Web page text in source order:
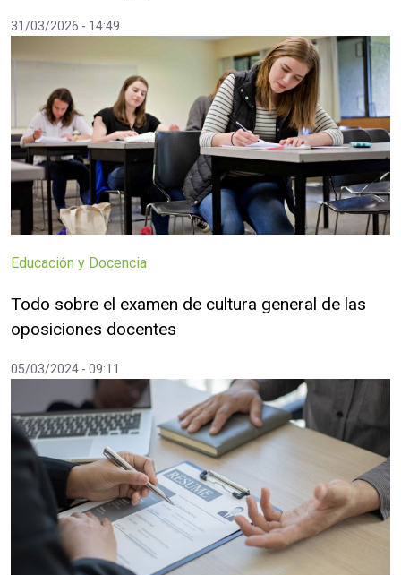
31/03/2026 - 14:49
Educación y Docencia
Todo sobre el examen de cultura general de las
oposiciones docentes
05/03/2024 - 09:11